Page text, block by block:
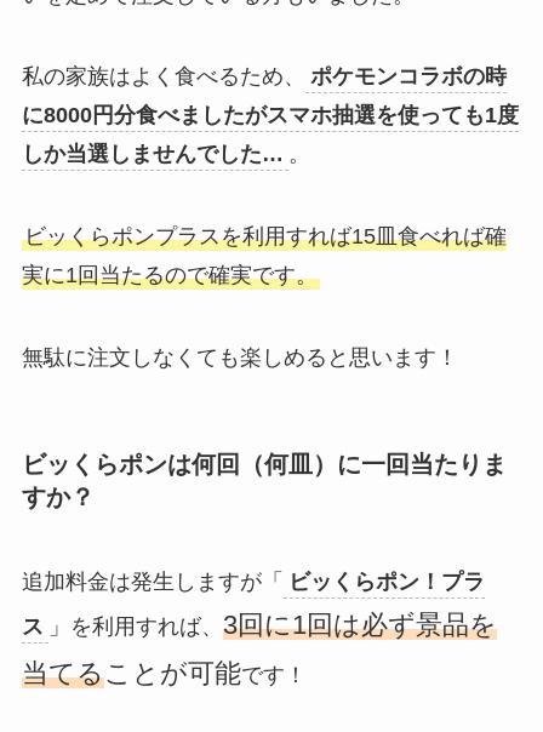
私の家族はよく食べるため、
ポケモンコラボの時
に8000円分食べましたがスマホ抽選を使っても1度
しか当選しませんでした… 。
ビッくらポンプラスを利用すれば15皿食べれば確
実に1回当たるので確実です。
無駄に注文しなくても楽しめると思います！
ビッくらポンは何回（何皿）に一回当たりま
すか？
追加料金は発生しますが「
ビッくらポン！プラ
ス 」を利用すれば、 3回に1回は必ず景品を
当てることが可能です！